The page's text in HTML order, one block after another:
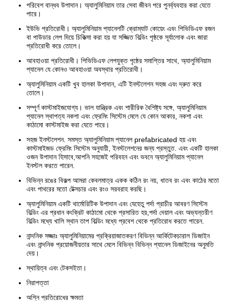
পরিবেশ বান্ধব উপাদান। অ্যালুমিনিয়াম তার সেবা জীবন পরে পুনর্ব্যবহার করা যেতে
পারে।
ইউভি প্রতিরোধী। অ্যালুমিনিয়াম প্যানেলটি ক্রোম্যাট কোয়েং এবং পিভিডিএফ রজন
বা পাউডার লেপ দিয়ে চিকিত্সা করা হয় যা সজ্জিত বিল্ডিং পৃষ্ঠকে সূর্যালোক এবং জারা
প্রতিরোধী করে তোলে।
আবহাওয়া প্রতিরোধী। পিভিডিএফ লেপযুক্ত পৃষ্ঠের সমাপ্তির সাথে, অ্যালুমিনিয়াম
প্যানেল যে কোনও আবহাওয়া অবস্থার প্রতিরোধী।
অ্যালুমিনিয়াম একটি খুব হালকা উপাদান, এটি ইনস্টলেশন সহজ এবং দ্রুত করে
তোলে।
সম্পূর্ণ কাস্টমাইজযোগ্য। ভাল যান্ত্রিক এবং শারীরিক বৈশিষ্ট্য সঙ্গে, অ্যালুমিনিয়াম
প্যানেল স্থাপত্য নকশা এবং ফ্রেমিং সিস্টেম মেলে যে কোন আকার, নকশা এবং
কাঠামো কাস্টমাইজ করা যেতে পারে।
সহজ ইনস্টলেশন. সমস্ত অ্যালুমিনিয়াম প্যানেল prefabricated হয় এবং
কাস্টমাইজড ফ্রেমিং সিস্টেম অনুযায়ী, ইনস্টলেশনের জন্য প্রস্তুত. এবং একটি হালকা
ওজন উপাদান হিসাবে,আপনি সহজেই পরিবহন এবং ভবনে অ্যালুমিনিয়াম প্যানেল
ইনস্টল করতে পারেন.
বিভিন্ন রঙের বিকল্প আমরা কেবলমাত্র একক কঠিন রং নয়, ধাতব রং এবং কাঠের মতো
এবং পাথরের মতো টেক্সচার এবং রংও সরবরাহ করছি।
অ্যালুমিনিয়াম একটি থার্মোরিটিক উপাদান এবং যেহেতু পর্দা প্রাচীর আবরণ সিস্টেম
বিল্ডিং এর প্রধান কংক্রিট কাঠামো থেকে প্রসারিত হয়,পর্দা দেয়াল এবং অভ্যন্তরীণ
বিল্ডিং মধ্যে খালি স্থান তাপ বিল্ডিং মধ্যে প্রবেশ থেকে প্রতিরোধ করতে পারেন.
নান্দনিক সজ্জাঃ অ্যালুমিনিয়ামের প্রক্রিয়াজাতকরণ বিভিন্ন আর্কিটেকচারাল ডিজাইন
এবং নান্দনিক প্রয়োজনীয়তার সাথে মেলে বিভিন্ন বিভিন্ন প্যানেল ডিজাইনের অনুমতি
দেয়।
স্থায়িত্ব এবং টেকসইতা।
নিরাপত্তা
অগ্নি প্রতিরোধের ক্ষমতা